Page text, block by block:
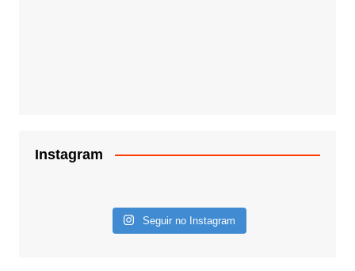
Instagram
Seguir no Instagram